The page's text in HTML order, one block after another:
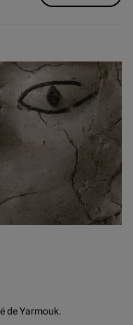
de Yarmouk.